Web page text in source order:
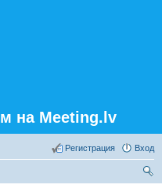
на Meeting.lv
Вход
Регистрация